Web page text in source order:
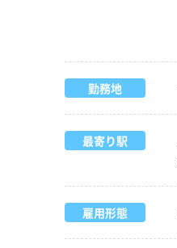
勤務地
最寄り駅
雇用形態